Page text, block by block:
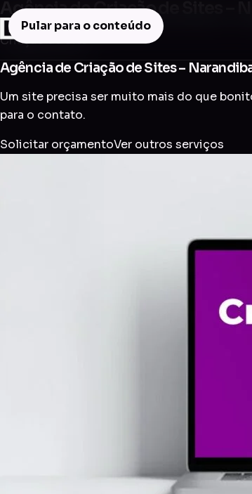
Pular para o conteúdo
Agência de Criação de Sites –
Criação de Site
Agência de Criação de Sites –
Um site precisa ser muito mais do que
para o contato.
Solicitar orçamentoVer outros serviços